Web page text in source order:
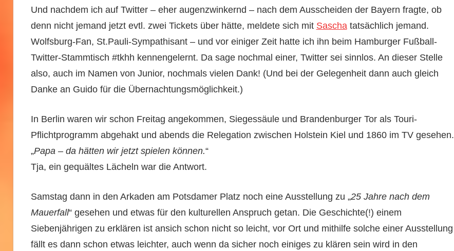
Und nachdem ich auf Twitter – eher augenzwinkernd – nach dem Ausscheiden der Bayern fragte, ob
denn nicht jemand jetzt evtl. zwei Tickets über hätte, meldete sich mit Saschatatsächlich jemand.
Wolfsburg-Fan, St.Pauli-Sympathisant – und vor einiger Zeit hatte ich ihn beim Hamburger Fußball-
Twitter-Stammtisch #tkhh kennengelernt. Da sage nochmal einer, Twitter sei sinnlos. An dieser Stelle
also, auch im Namen von Junior, nochmals vielen Dank! (Und bei der Gelegenheit dann auch gleich
Danke an Guido für die Übernachtungsmöglichkeit.)
In Berlin waren wir schon Freitag angekommen, Siegessäule und Brandenburger Tor als Touri-
Pflichtprogramm abgehakt und abends die Relegation zwischen Holstein Kiel und 1860 im TV gesehen.
„Papa – da hätten wir jetzt spielen können.“
Tja, ein gequältes Lächeln war die Antwort.
Samstag dann in den Arkaden am Potsdamer Platz noch eine Ausstellung zu „25 Jahre nach dem
Mauerfall“ gesehen und etwas für den kulturellen Anspruch getan. Die Geschichte(!) einem
Siebenjährigen zu erklären ist ansich schon nicht so leicht, vor Ort und mithilfe solche einer Ausstellung
fällt es dann schon etwas leichter, auch wenn da sicher noch einiges zu klären sein wird in den